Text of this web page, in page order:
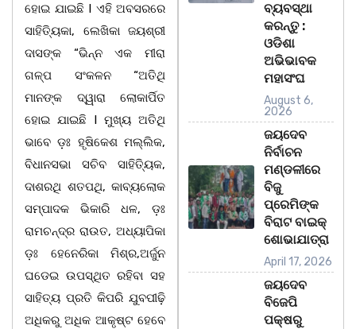
ହୋଇ ଯାଇଛି I ଏହି ଅବସରରେ
ସାହିତ୍ୟିକା, ଲେଖିକା ଜୟଶ୍ରୀ
ଦାସଙ୍କ “ଭିନ୍ନ ଏକ ମୀରା
ଗଳ୍ପ ସଂକଳନ “ଅତିଥି
ମାନଙ୍କ ଦ୍ୱାରା ଲୋକାର୍ପିତ
ହୋଇ ଯାଇଛି I ମୁଖ୍ୟ ଅତିଥି
ଭାବେ ଡ଼ଃ ହୃଷିକେଶ ମଲ୍ଲିକ,
ବିଧାନସଭା ସଚିବ ସାହିତ୍ୟିକ,
ଦାଶରଥି ଶତପଥି, କାବ୍ୟଲୋକ
ସମ୍ପାଦକ ଭିକାରି ଧଳ, ଡ଼ଃ
ରାମଚନ୍ଦ୍ର ରାଉତ, ଅଧ୍ୟାପିକା
ଡ଼ଃ ହେନେରିକା ମିଶ୍ର,ଅର୍ଜୁନ
ଘଡେଇ ଉପସ୍ଥିତ ରହିବା ସହ
ସାହିତ୍ୟ ପ୍ରତି କିପରି ଯୁବପୀଢ଼ି
ଅଧିକରୁ ଅଧିକ ଆକୃଷ୍ଟ ହେବେ
ବ୍ୟବସ୍ଥା
କରନ୍ତୁ :
ଓଡିଶା
ଅଭିଭାବକ
ମହାସଂଘ
August 6,
2026
ଜୟଦେବ
ନିର୍ବାଚନ
ମଣ୍ଡଳୀରେ
ବିଜୁ
ପ୍ରେମିଙ୍କ
ବିରାଟ ବାଇକ୍
ଶୋଭାଯାତ୍ରା
April 17, 2026
ଜୟଦେବ
ବିଜେପି
ପକ୍ଷରୁ